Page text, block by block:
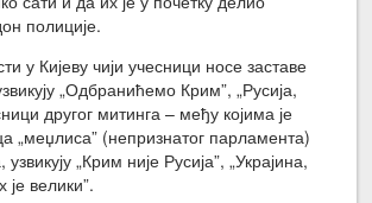
полиције.
у Кијеву чији учесници носе заставе
„Одбранићемо Крим”, „Русија,
другог митинга – међу којима је
„меџлиса” (непризнатог парламента)
„Крим није Русија”, „Украјина,
је велики”.